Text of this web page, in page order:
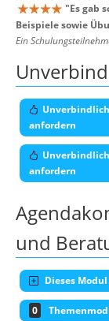
"Es gab
Beispiele sowie
Ein
anfordern
anfordern
und
Dieses
0